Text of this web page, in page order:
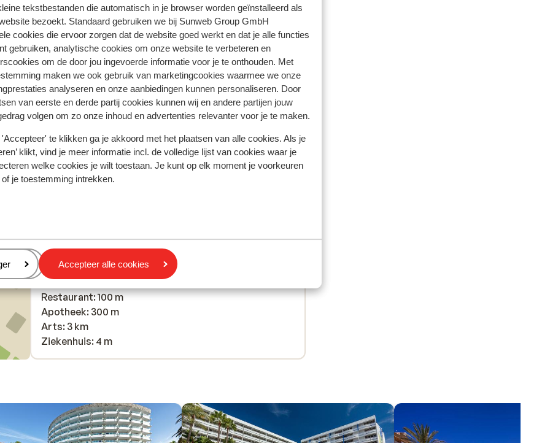
tekstbestanden die automatisch in je browser worden geïnstalleerd als
bezoekt. Standaard gebruiken we bij Sunweb Group GmbH
cookies die ervoor zorgen dat de website goed werkt en dat je alle functies
gebruiken, analytische cookies om onze website te verbeteren en
om de door jou ingevoerde informatie voor je te onthouden. Met
maken we ook gebruik van marketingcookies waarmee we onze
analyseren en onze aanbiedingen kunnen personaliseren. Door
van eerste en derde partij cookies kunnen wij en andere partijen jouw
volgen om zo onze inhoud en advertenties relevanter voor je te maken.
'Accepteer' te klikken ga je akkoord met het plaatsen van alle cookies. Als je
klikt, vind je meer informatie incl. de volledige lijst van cookies waar je
welke cookies je wilt toestaan. Je kunt op elk moment je voorkeuren
je toestemming intrekken.
Accepteer alle cookies
Vores værelse var på 20 kvm til 4 mennesker. Vores
værelser lå lige ud til en meget larmende vej. Vi målte
larmen til at være 70 dB kl. 22.30 om aftenen. Ingen
hjælp fra guiderne
Vores værelse var på 20 kvm til 4 mennesker. Vores
værelser lå lige ud til en meget larmende vej. Vi målte
larmen til at være 70 dB kl. 22.30 om aftenen. Ingen
hjælp fra guiderne
Vertalen naar het Nederlands (NL)
Mia KroghMet familie
In de buurt
Strand: 900 m
Bushalte: 50 m
Pinautomaat: 50 m
Winkels: 100 m
(Mini)supermarkt: 50 m
Restaurant: 100 m
Apotheek: 300 m
Arts: 3 km
Ziekenhuis: 4 m